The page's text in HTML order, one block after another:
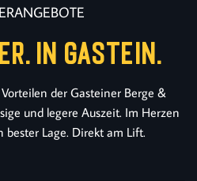
IN GASTEIN.
der Gasteiner Berge &
und legere Auszeit. Im Herzen
bester Lage. Direkt am Lift.